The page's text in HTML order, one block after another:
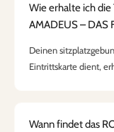
Wie erhalte ich die
AMADEUS – DAS
Deinen
Eintrittskarte dient,
Wann findet das